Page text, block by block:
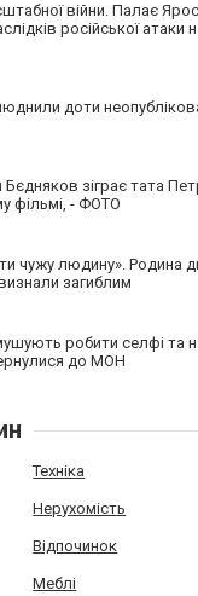
війни. Палає
російської атаки
доти
зіграє тата
фільмі, - ФОТО
чужу людину». Родина
загиблим
робити селфі та
до МОН
Техніка
Нерухомість
Відпочинок
Меблі